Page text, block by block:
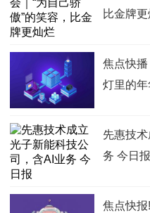
比金牌
焦点快播
灯里的
先惠技
务 今日报
焦点快报